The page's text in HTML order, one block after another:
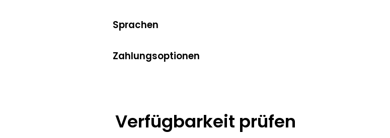
Sprachen
Zahlungsoptionen
Verfügbarkeit prüfen